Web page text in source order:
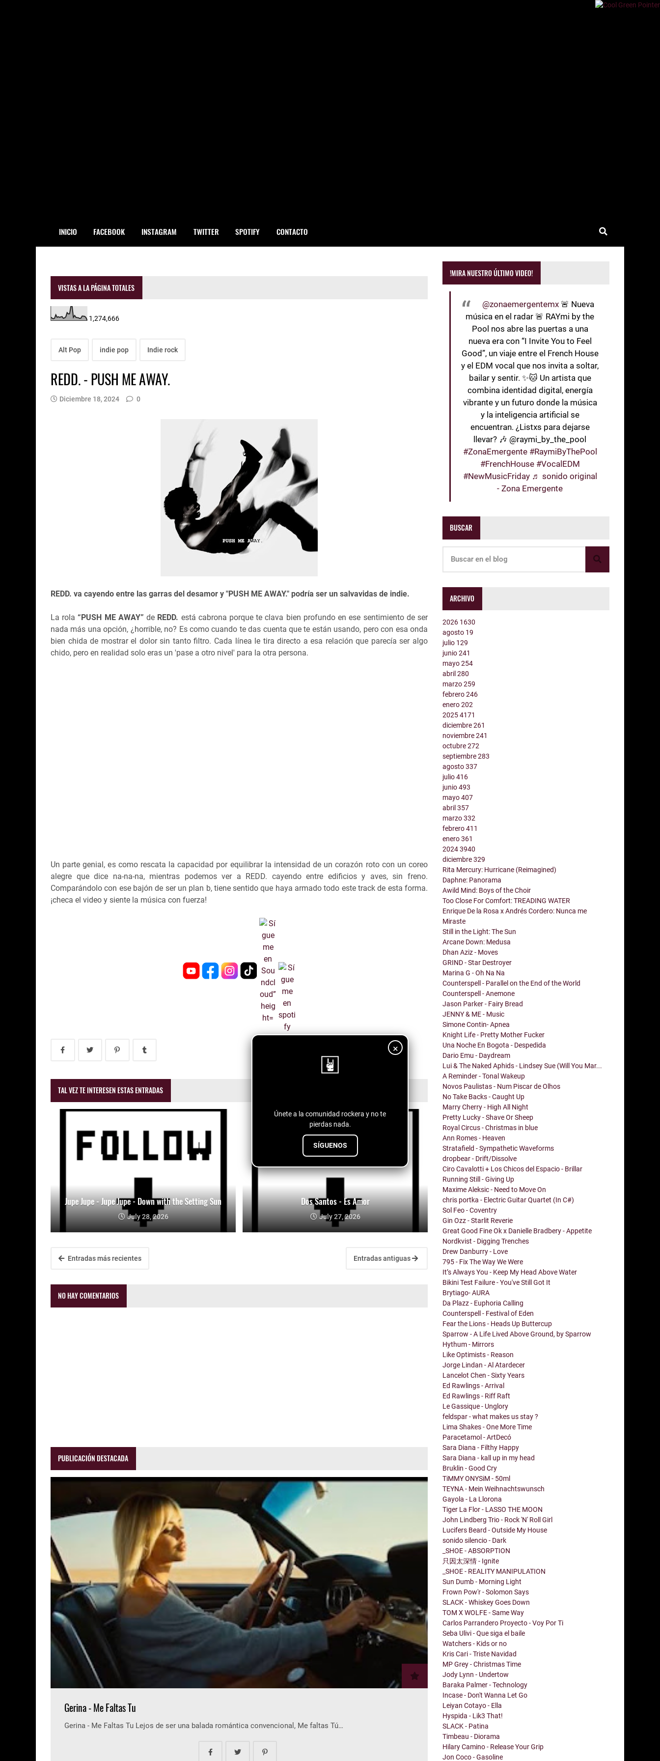
INICIO FACEBOOK INSTAGRAM TWITTER SPOTIFY CONTACTO
×
Únete a la comunidad rockera y no te
pierdas nada.
SÍGUENOS
VISTAS A LA PÁGINA TOTALES
1,274,666
Alt Pop indie pop Indie rock
REDD. - PUSH ME AWAY.
Diciembre 18, 2024 0
REDD. va cayendo entre las garras del desamor y "PUSH ME AWAY." podría ser un salvavidas de indie.
La rola “PUSH ME AWAY” de REDD. está cabrona porque te clava bien profundo en ese sentimiento de ser
nada más una opción, ¿horrible, no? Es como cuando te das cuenta que te están usando, pero con esa onda
bien chida de mostrar el dolor sin tanto filtro. Cada línea le tira directo a esa relación que parecía ser algo
chido, pero en realidad solo eras un 'pase a otro nivel' para la otra persona.
Un parte genial, es como rescata la capacidad por equilibrar la intensidad de un corazón roto con un coreo
alegre que dice na-na-na, mientras podemos ver a REDD. cayendo entre edificios y aves, sin freno.
Comparándolo con ese bajón de ser un plan b, tiene sentido que haya armado todo este track de esta forma.
¡checa el video y siente la música con fuerza!
TAL VEZ TE INTERESEN ESTAS ENTRADAS
Jupe Jupe - Jupe Jupe - Down with the Setting Sun
July 28, 2026
Dos Santos - Es Amor
July 27, 2026
Entradas más recientes Entradas antiguas
NO HAY COMENTARIOS
PUBLICACIÓN DESTACADA
Gerina - Me Faltas Tu
Gerina - Me Faltas Tu Lejos de ser una balada romántica convencional, Me faltas Tú…
!MIRA NUESTRO ÚLTIMO VIDEO!
@zonaemergentemx 🚨 Nueva
música en el radar 🚨 RAYmi by the
Pool nos abre las puertas a una
nueva era con “I Invite You to Feel
Good”, un viaje entre el French House
y el EDM vocal que nos invita a soltar,
bailar y sentir. ✨🐱 Un artista que
combina identidad digital, energía
vibrante y un futuro donde la música
y la inteligencia artificial se
encuentran. ¿Listxs para dejarse
llevar? 🎶 @raymi_by_the_pool
#ZonaEmergente #RaymiByThePool
#FrenchHouse #VocalEDM
#NewMusicFriday ♬ sonido original
- Zona Emergente
BUSCAR
ARCHIVO
2026 1630
agosto 19
julio 129
junio241
mayo254
abril280
marzo259
febrero246
enero202
20254171
diciembre261
noviembre241
octubre272
septiembre283
agosto337
julio416
junio493
mayo407
abril357
marzo332
febrero411
enero361
20243940
diciembre329
Rita Mercury: Hurricane (Reimagined)
Daphne: Panorama
Awild Mind: Boys of the Choir
Too Close For Comfort: TREADING WATER
Enrique De la Rosa x Andrés Cordero: Nunca me
Miraste
Still in the Light: The Sun
Arcane Down: Medusa
Dhan Aziz - Moves
GRIND - Star Destroyer
Marina G - Oh Na Na
Counterspell - Parallel on the End of the World
Counterspell - Anemone
Jason Parker - Fairy Bread
JENNY & ME - Music
Simone Contin- Apnea
Knight Life - Pretty Mother Fucker
Una Noche En Bogota - Despedida
Dario Emu - Daydream
Lui & The Naked Aphids - Lindsey Sue (Will You Mar...
A Reminder - Tonal Wakeup
Novos Paulistas - Num Piscar de Olhos
No Take Backs - Caught Up
Marry Cherry - High All Night
Pretty Lucky - Shave Or Sheep
Royal Circus - Christmas in blue
Ann Romes - Heaven
Stratafield - Sympathetic Waveforms
dropbear - Drift/Dissolve
Ciro Cavalotti + Los Chicos del Espacio - Brillar
Running Still - Giving Up
Maxime Aleksic - Need to Move On
chris portka - Electric Guitar Quartet (In C#)
Sol Feo - Coventry
Gin Ozz - Starlit Reverie
Great Good Fine Ok x Danielle Bradbery - Appetite
Nordkvist - Digging Trenches
Drew Danburry - Love
795 - Fix The Way We Were
It’s Always You - Keep My Head Above Water
Bikini Test Failure - You've Still Got It
Brytiago- AURA
Da Plazz - Euphoria Calling
Counterspell - Festival of Eden
Fear the Lions - Heads Up Buttercup
Sparrow - A Life Lived Above Ground, by Sparrow
Hythum - Mirrors
Like Optimists - Reason
Jorge Lindan - Al Atardecer
Lancelot Chen - Sixty Years
Ed Rawlings - Arrival
Ed Rawlings - Riff Raft
Le Gassique - Unglory
feldspar - what makes us stay ?
Lima Shakes - One More Time
Paracetamol - ArtDecó
Sara Diana - Filthy Happy
Sara Diana - kall up in my head
Bruklin - Good Cry
TiMMY ONYSiM - 50ml
TEYNA - Mein Weihnachtswunsch
Gayola - La Llorona
Tiger La Flor - LASSO THE MOON
John Lindberg Trio - Rock 'N' Roll Girl
Lucifers Beard - Outside My House
sonido silencio - Dark
_SHOE - ABSORPTION
只因太深情 - Ignite
_SHOE - REALITY MANIPULATION
Sun Dumb - Morning Light
Frown Pow'r - Solomon Says
SLACK - Whiskey Goes Down
TOM X WOLFE - Same Way
Carlos Parrandero Proyecto - Voy Por Ti
Seba Ulivi - Que siga el baile
Watchers - Kids or no
Kris Cari - Triste Navidad
MP Grey - Christmas Time
Jody Lynn - Undertow
Baraka Palmer - Technology
Incase - Don't Wanna Let Go
Leiyan Cotayo - Ella
Hyspida - Lik3 That!
SLACK - Patina
Timbeau - Diorama
Hilary Camino - Release Your Grip
Jon Coco - Gasoline